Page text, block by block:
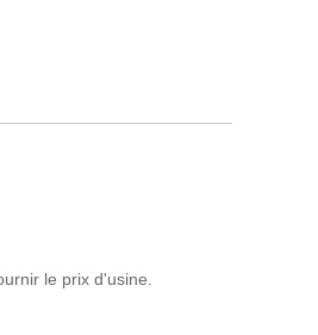
le prix d'usine.